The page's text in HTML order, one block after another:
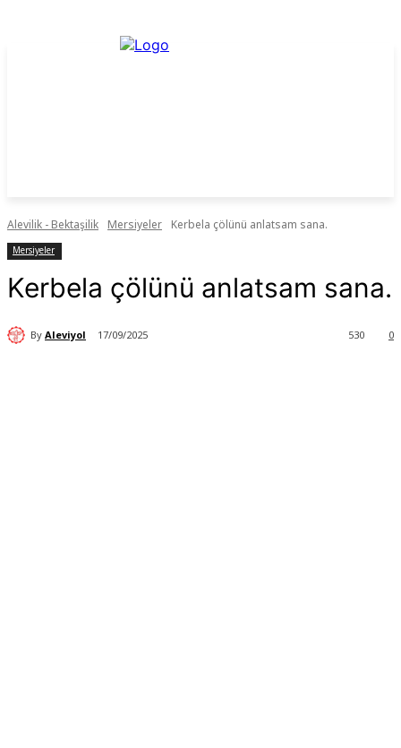
Alevilik - Bektaşilik Mersiyeler Kerbela çölünü anlatsam sana.
Mersiyeler
Kerbela çölünü anlatsam sana.
By Aleviyol 17/09/2025 0
530